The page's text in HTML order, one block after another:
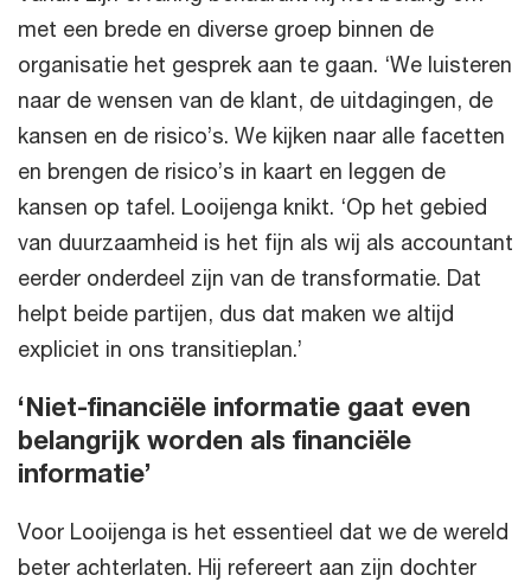
met een brede en diverse groep binnen de
organisatie het gesprek aan te gaan. ‘We luisteren
naar de wensen van de klant, de uitdagingen, de
kansen en de risico’s. We kijken naar alle facetten
en brengen de risico’s in kaart en leggen de
kansen op tafel. Looijenga knikt. ‘Op het gebied
van duurzaamheid is het fijn als wij als accountant
eerder onderdeel zijn van de transformatie. Dat
helpt beide partijen, dus dat maken we altijd
expliciet in ons transitieplan.’
‘Niet-financiële informatie gaat even
belangrijk worden als financiële
informatie’
Voor Looijenga is het essentieel dat we de wereld
beter achterlaten. Hij refereert aan zijn dochter